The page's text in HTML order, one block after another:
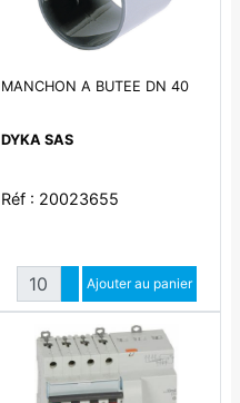
MANCHON A BUTEE DN 40
DYKA SAS
Réf : 20023655
Quantité
Augmenter quantité
Diminuer quantité
Ajouter au panier